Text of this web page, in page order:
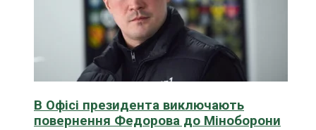
В Офісі президента виключають
повернення Федорова до Міноборони